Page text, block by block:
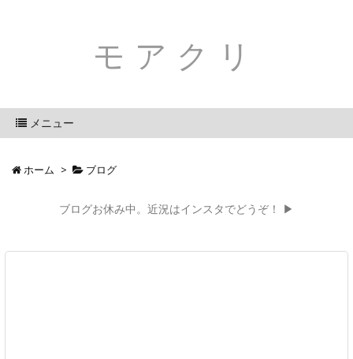
モアクリ
メニュー
ホーム > ブログ
ブログお休み中。近況はインスタでどうぞ！ ▶